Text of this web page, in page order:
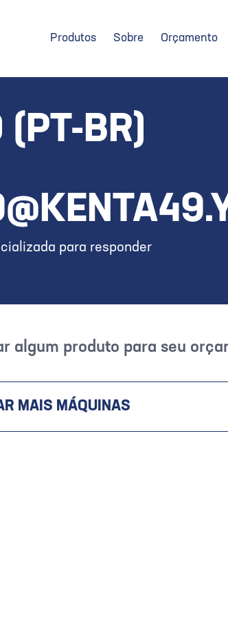
Produtos Sobre Orçamento
(PT-BR)
para responder
algum produto para seu
MAIS MÁQUINAS